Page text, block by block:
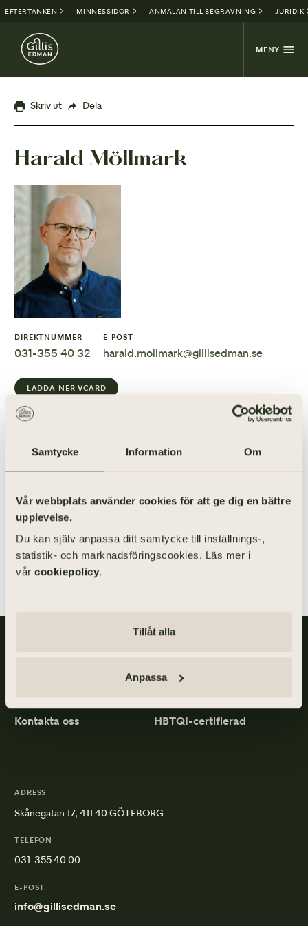
Samtycke Information Om
Vår webbplats använder cookies för att ge dig en bättre
upplevelse.
Du kan själv anpassa ditt samtycke till inställnings-,
statistik- och marknadsföringscookies. Läs mer i
vår cookiepolicy.
Tillåt alla
Anpassa
EFTERTANKEN MINNESSIDOR ANMÄLAN TILL BEGRAVNING JURIDIK
MENY
Skriv ut Dela
Harald Möllmark
DIREKTNUMMER
031-355 40 32
E-POST
harald.mollmark@gillisedman.se
LADDA NER VCARD
från början – i över 35 år. Sedan 2010 arbetar jag på
Gillis Edman Begravningsbyrå. Jag heter Harald
mig gärna åt musik, vårt fritidshus och livet med vår
hund.
KONTAKTA MIG
med personliga begravningar och familjejuridik.
Kontakta oss
HBTQI-certifierad
ADRESS
Skånegatan 17, 411 40 GÖTEBORG
TELEFON
031-355 40 00
E-POST
info@gillisedman.se